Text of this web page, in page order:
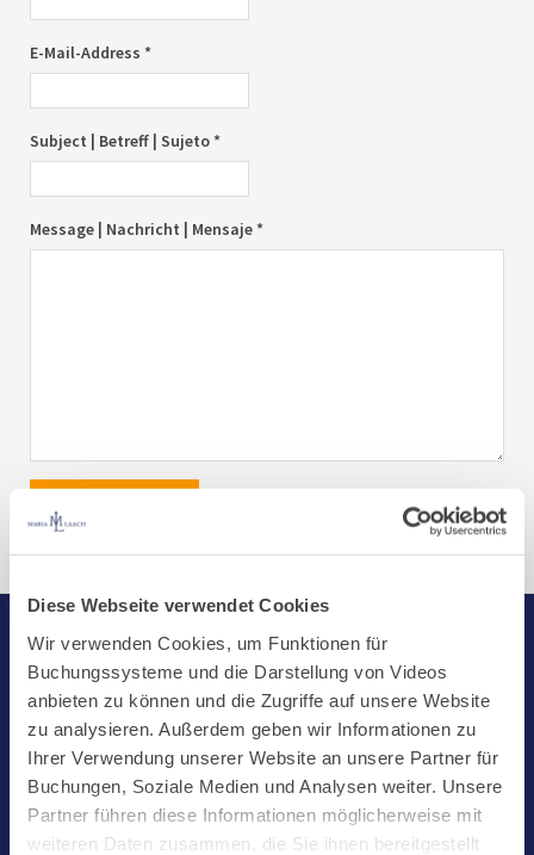
Diese Webseite verwendet Cookies
Wir verwenden Cookies, um Funktionen für
Buchungssysteme und die Darstellung von Videos
anbieten zu können und die Zugriffe auf unsere Website
zu analysieren. Außerdem geben wir Informationen zu
Ihrer Verwendung unserer Website an unsere Partner für
Buchungen, Soziale Medien und Analysen weiter. Unsere
Partner führen diese Informationen möglicherweise mit
weiteren Daten zusammen, die Sie ihnen bereitgestellt
E-Mail-Address *
Subject | Betreff | Sujeto *
Message | Nachricht | Mensaje *
Start
Aktuelles
Kloster
Klosterbetriebe
Spenden